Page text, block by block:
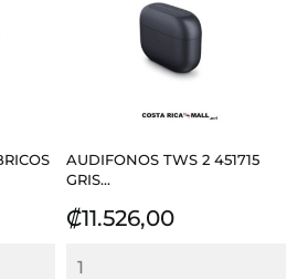
AUDIFONOS TWS 2 451715
GRIS...
Precio
₡11.526,00